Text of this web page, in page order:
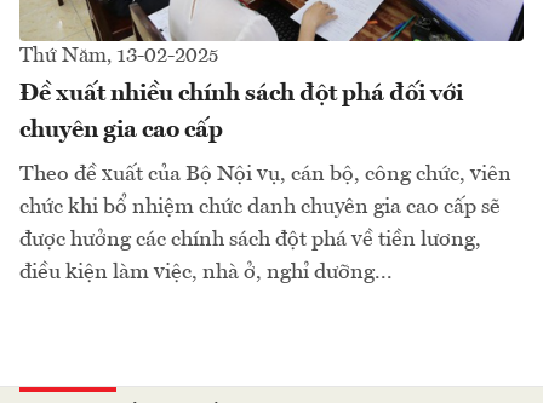
Thứ Năm, 13-02-2025
Đề xuất nhiều chính sách đột phá đối với
chuyên gia cao cấp
Theo đề xuất của Bộ Nội vụ, cán bộ, công chức, viên
chức khi bổ nhiệm chức danh chuyên gia cao cấp sẽ
được hưởng các chính sách đột phá về tiền lương,
điều kiện làm việc, nhà ở, nghỉ dưỡng...